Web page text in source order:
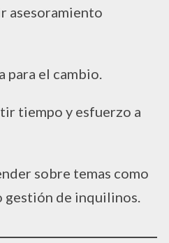
asesoramiento
el cambio.
tiempo y esfuerzo a
sobre temas como
de inquilinos.